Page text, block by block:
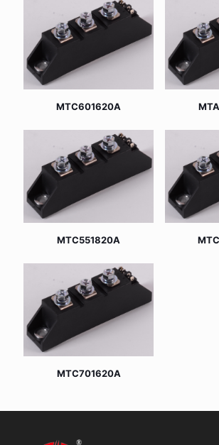
MTC601620A
MTC551820A
MTC701620A